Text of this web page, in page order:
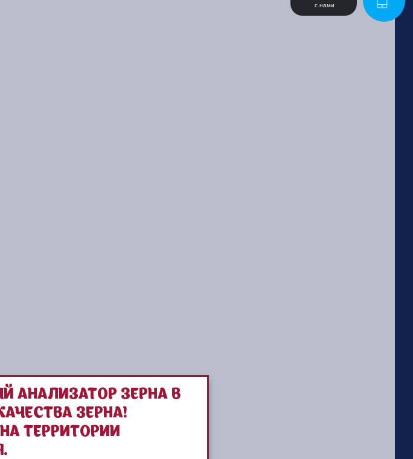
АНАЛИЗАТОР ЗЕРНА В
ЗЕРНА!
ТЕРРИТОРИИ
с нами